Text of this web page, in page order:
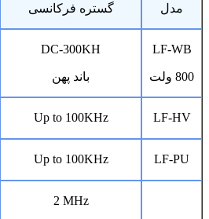
مدل گستره‌ فرکانسی
LF-WB
800 ولت
DC-300KH
باند پهن
LF-HV
Up to 100KHz
LF-PU
Up to 100KHz
2 MHz